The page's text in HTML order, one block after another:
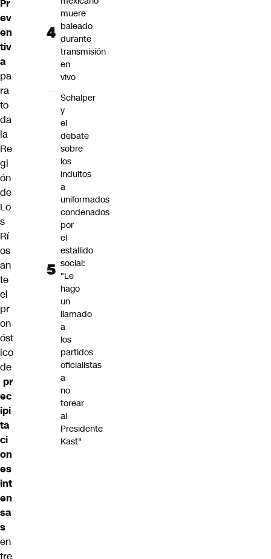
Pr
ev
en
tiv
a
pa
ra
to
da
la
Re
gi
ón
de
Lo
s
Rí
os
an
te
el
pr
on
óst
ico
de
pr
ec
ipi
ta
ci
on
es
int
en
sa
s
en
tre
muere
baleado
durante
transmisión
en
vivo
Schalper
y
el
debate
sobre
los
indultos
a
uniformados
condenados
por
el
estallido
social:
"Le
hago
un
llamado
a
los
partidos
oficialistas
a
no
torear
al
Presidente
Kast"